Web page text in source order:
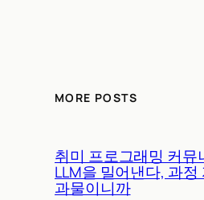
MORE POSTS
취미 프로그래밍 커뮤
LLM을 밀어낸다, 과정
과물이니까